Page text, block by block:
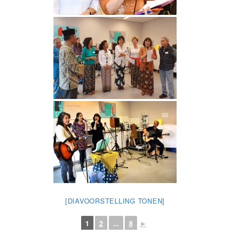
[DIAVOORSTELLING TONEN]
1 2 ... 8 ►